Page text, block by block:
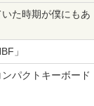
た時期が僕にもあ
」
パクトキーボード